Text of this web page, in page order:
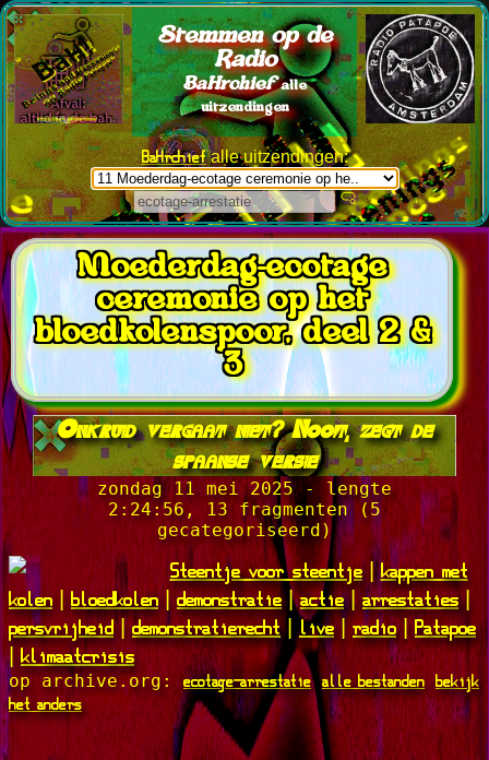
Stemmen op de
Radio
BaHrchief alle
uitzendingen
BaHrchiefalle uitzendingen:
Moederdag-ecotage
ceremonie op het
bloedkolenspoor, deel 2 &
3
Onkruid vergaat niet? Nooit, zegt de
spaanse versie
zondag 11 mei 2025 - lengte
2:24:56, 13 fragmenten (5
gecategoriseerd)
Steentje voor steentje|kappen met
kolen|bloedkolen|demonstratie|actie|arrestaties|
persvrijheid|demonstratierecht| live|radio|Patapoe
| klimaatcrisis
op archive.org:ecotage-arrestatie alle bestanden bekijk
het anders